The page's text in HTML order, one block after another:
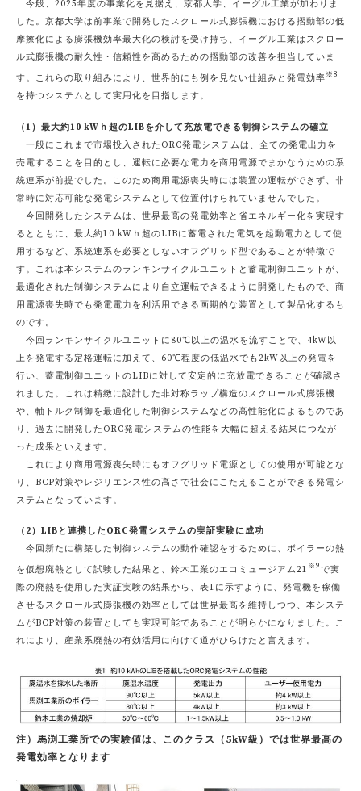
今般、2025年度の事業化を見据え、京都大学、イーグル工業が加わりま
した。京都大学は前事業で開発したスクロール式膨張機における摺動部の低
摩擦化による膨張機効率最大化の検討を受け持ち、イーグル工業はスクロー
ル式膨張機の耐久性・信頼性を高めるための摺動部の改善を担当していま
す。これらの取り組みにより、世界的にも例を見ない仕組みと発電効率※8
を持つシステムとして実用化を目指します。
（1）最大約10 kWｈ超のLIBを介して充放電できる制御システムの確立
一般にこれまで市場投入されたORC発電システムは、全ての発電出力を
売電することを目的とし、運転に必要な電力を商用電源でまかなうための系
統連系が前提でした。このため商用電源喪失時には装置の運転ができず、非
常時に対応可能な発電システムとして位置付けられていませんでした。
今回開発したシステムは、世界最高の発電効率と省エネルギー化を実現す
るとともに、最大約10 kWｈ超のLIBに蓄電された電気を起動電力として使
用するなど、系統連系を必要としないオフグリッド型であることが特徴で
す。これは本システムのランキンサイクルユニットと蓄電制御ユニットが、
最適化された制御システムにより自立運転できるように開発したもので、商
用電源喪失時でも発電電力を利活用できる画期的な装置として製品化するも
のです。
今回ランキンサイクルユニットに80℃以上の温水を流すことで、4kW以
上を発電する定格運転に加えて、60℃程度の低温水でも2kW以上の発電を
行い、蓄電制御ユニットのLIBに対して安定的に充放電できることが確認さ
れました。これは精緻に設計した非対称ラップ構造のスクロール式膨張機
や、軸トルク制御を最適化した制御システムなどの高性能化によるものであ
り、過去に開発したORC発電システムの性能を大幅に超える結果につなが
った成果といえます。
これにより商用電源喪失時にもオフグリッド電源としての使用が可能とな
り、BCP対策やレジリエンス性の高さで社会にこたえることができる発電シ
ステムとなっています。
（2）LIBと連携したORC発電システムの実証実験に成功
今回新たに構築した制御システムの動作確認をするために、ボイラーの熱
を仮想廃熱として試験した結果と、鈴木工業のエコミュージアム21 ※9で実
際の廃熱を使用した実証実験の結果から、表1に示すように、発電機を稼働
させるスクロール式膨張機の効率としては世界最高を維持しつつ、本システ
ムがBCP対策の装置としても実現可能であることが明らかになりました。こ
れにより、産業系廃熱の有効活用に向けて道がひらけたと言えます。
注）馬渕工業所での実験値は、このクラス（5kW級）では世界最高の
発電効率となります